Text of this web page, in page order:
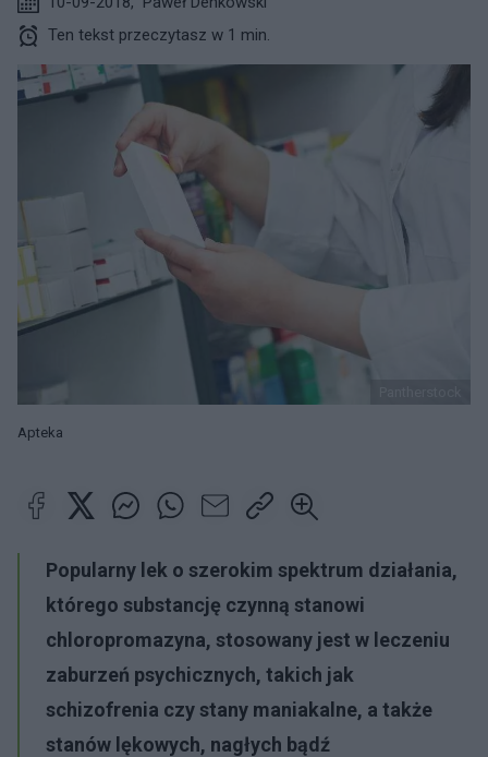
Ten tekst przeczytasz w 1 min.
Apteka
Popularny lek o szerokim spektrum działania,
którego substancję czynną stanowi
chloropromazyna, stosowany jest w leczeniu
zaburzeń psychicznych, takich jak
schizofrenia czy stany maniakalne, a także
stanów lękowych, nagłych bądź